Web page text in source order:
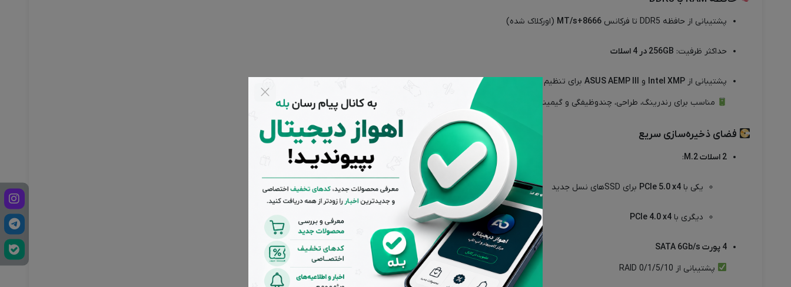
پشتیبانی از حافظه DDR5 تا فرکانس 8666+MT/s (اورکلاک شده)
حداکثر ظرفیت: 256GB در 4 اسلات
پشتیبانی از Intel XMP و ASUS AEMP IIIبرای تنظیم خودکار
مناسب برای رندرینگ، طراحی، چندوظیفگی و گیمینگ پیشرفته
فضای ذخیره‌سازی سریع
2 اسلات M.2 :
یکی با PCIe 5.0 x4 برای SSDهای نسل جدید
دیگری با PCIe 4.0 x4
4 پورت SATA 6Gb/s
پشتیبانی از RAID 0/1/5/10